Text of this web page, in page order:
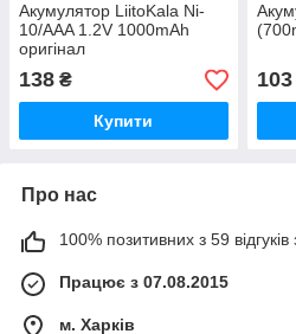
Акумулятор LiitoKala Ni-
10/AAA 1.2V 1000mAh
оригінал
138 ₴
Купити
103
Про нас
100% позитивних з 59 відгуків
Працює з 07.08.2015
м. Харків